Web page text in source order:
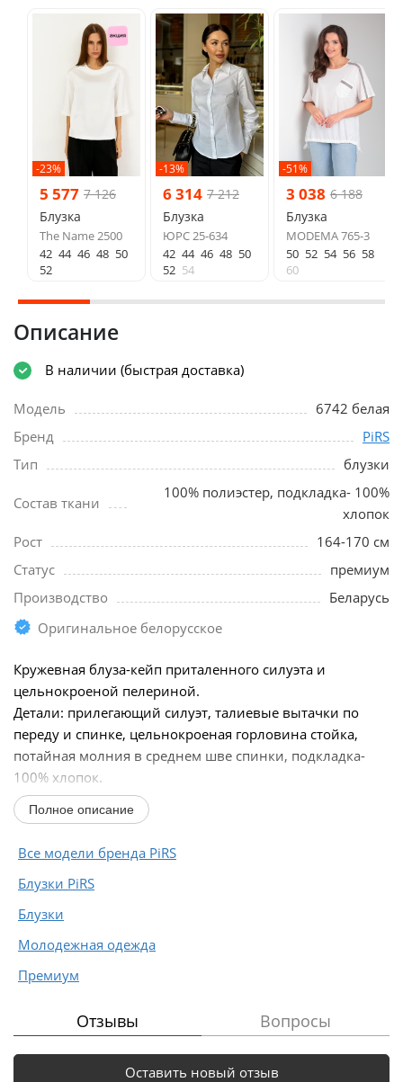
-23%
5 577 7 126
Блузка
The Name 2500
42 44 46 48 50
52
-13%
6 314 7 212
Блузка
ЮРС 25-634
42 44 46 48 50
52 54
-51%
3 038 6 188
Блузка
MODEMA 765-3
50 52 54 56 58
60
Описание
В наличии (быстрая доставка)
Модель
6742 белая
Бренд
PiRS
Тип
блузки
Состав ткани
100% полиэстер, подкладка- 100%
хлопок
Рост
164-170 см
Статус
премиум
Производство
Беларусь
Оригинальное белорусское
Кружевная блуза-кейп приталенного силуэта и
цельнокроеной пелериной.
Детали: прилегающий силуэт, талиевые вытачки по
переду и спинке, цельнокроеная горловина стойка,
потайная молния в среднем шве спинки, подкладка-
100% хлопок.
Длина по спинке около 62 см в размерах 40-46, около
Полное описание
Все модели бренда PiRS
Блузки PiRS
Блузки
Молодежная одежда
Премиум
Отзывы Вопросы
Оставить новый отзыв